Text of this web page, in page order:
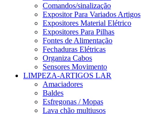
Comandos/sinalização
Expositor Para Variados Artigos
Expositores Material Elétrico
Expositores Para Pilhas
Fontes de Alimentação
Fechaduras Elétricas
Organiza Cabos
Sensores Movimento
LIMPEZA-ARTIGOS LAR
Amaciadores
Baldes
Esfregonas / Mopas
Lava chão multiusos